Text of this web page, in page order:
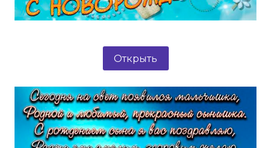
Открыть